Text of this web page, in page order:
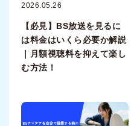
2026.05.26
【必見】BS放送を見るに
は料金はいくら必要か解説
｜月額視聴料を抑えて楽し
む方法！